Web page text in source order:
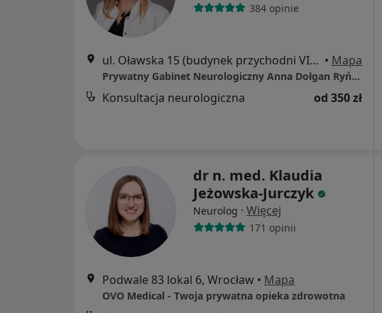
384 opinie
ul. Oławska 15 (budynek przychodni VITA) gab. 310 - 3 piętro, Wrocław • Mapa
Prywatny Gabinet Neurologiczny Anna Dołgan Ryńska
Konsultacja neurologiczna od 350 zł
dr n. med. Klaudia
Jeżowska-Jurczyk
Neurolog · Więcej
171 opinii
Podwale 83 lokal 6, Wrocław • Mapa
OVO Medical - Twoja prywatna opieka zdrowotna